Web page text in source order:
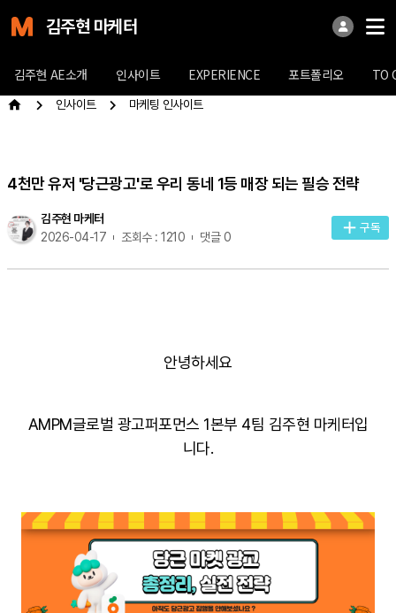
김주현 마케터
김주현 AE소개 인사이트 EXPERIENCE 포트폴리오 TO
인사이트 마케팅 인사이트
4천만 유저 '당근광고'로 우리 동네 1등 매장 되는 필승 전략
김주현 마케터
2026-04-17
조회수 : 1210 댓글 0
구독
안녕하세요
AMPM글로벌 광고퍼포먼스 1본부 4팀 김주현 마케터입
니다.